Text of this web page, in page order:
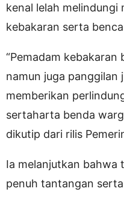
kenal lelah melindungi
kebakaran serta
“Pemadam kebakaran
namun juga panggilan
memberikan
sertaharta benda
dikutip dari rilis
Ia melanjutkan bahwa
penuh tantangan